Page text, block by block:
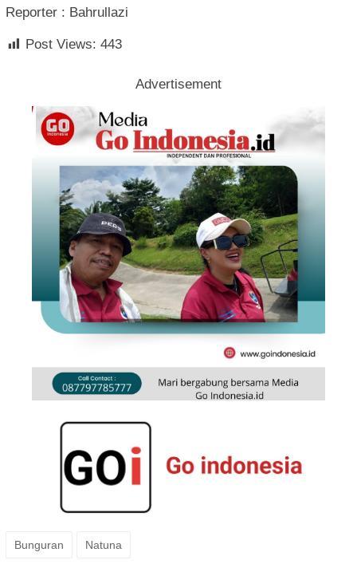
Reporter : Bahrullazi
Post Views: 443
Advertisement
Bunguran Natuna